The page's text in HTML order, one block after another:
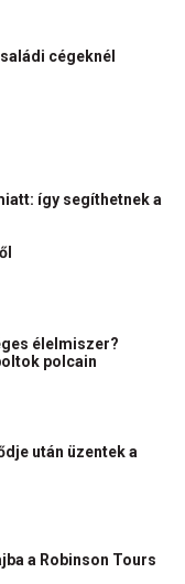
cégeknél
így segíthetnek a
élelmiszer?
polcain
után üzentek a
a Robinson Tours